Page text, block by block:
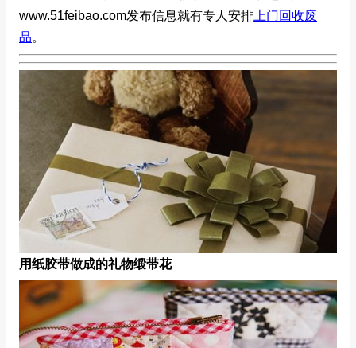
www.51feibao.com发布信息就有专人安排 上门回收废
品。
用纸胶带做成的礼物缎带花